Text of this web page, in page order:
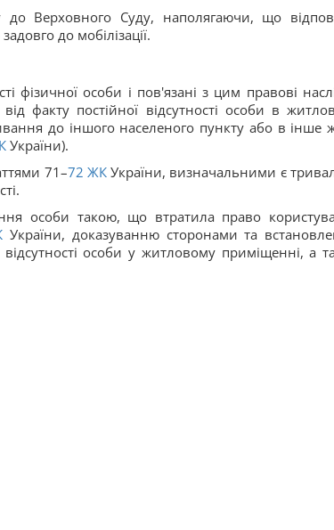
до Верховного Суду, наполягаючи, що
до мобілізації.
фізичної особи і пов'язані з цим правові
факту постійної відсутності особи в
до іншого населеного пункту або в інше
України).
71–72 ЖКУкраїни, визначальними є
особи такою, що втратила право
України, доказуванню сторонами та
особи у житловому приміщенні, а